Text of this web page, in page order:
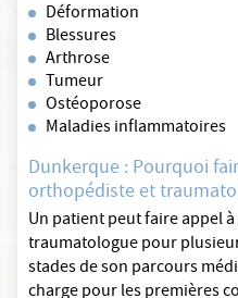
Déformation
Blessures
Arthrose
Tumeur
Ostéoporose
Maladies inflammatoires
Dunkerque : Pourquoi
orthopédiste et
Un patient peut faire appel
traumatologue pour
stades de son parcours
charge pour les premières